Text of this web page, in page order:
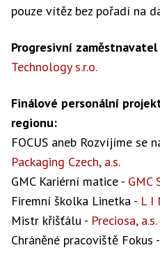
pouze vítěz bez pořadí na
Progresivní
Technology s.r.o.
Finálové personální
regionu:
FOCUS aneb Rozvíjíme se
Packaging Czech, a.s.
GMC Kariérní matice - GMC
Firemní školka Linetka - L I
Mistr křišťálu - Preciosa, a.s.
Chráněné pracoviště Fokus -